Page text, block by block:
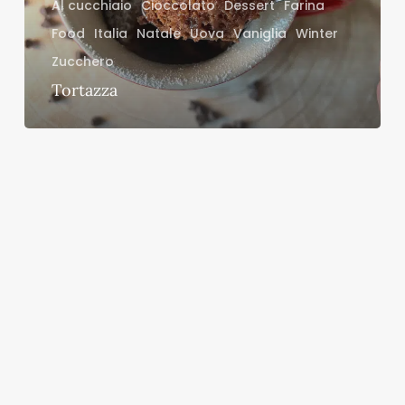
Al cucchiaio Cioccolato Dessert Farina
Food Italia Natale Uova Vaniglia Winter
Zucchero
Tortazza